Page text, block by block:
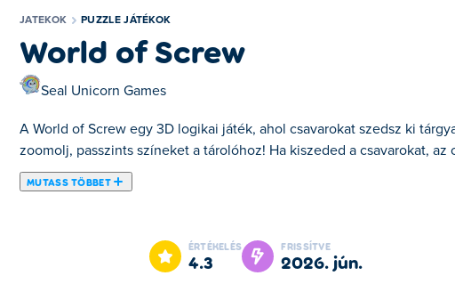
JATEKOK PUZZLE JÁTÉKOK
World of Screw
Seal Unicorn Games
A World of Screw egy 3D logikai játék, ahol csavarokat szedsz ki
zoomolj, passzints színeket a tárolóhoz! Ha kiszeded a csavarokat, az
MUTASS TÖBBET
kirakós játék, ahol stratégiailag kell szétszedned a szórakoztató
ÉRTÉKELÉS
4.3
FRISSÍTVE
2026. jún.